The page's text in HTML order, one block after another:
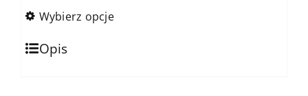
produktu
Wybierz opcje
Ten
produkt
Opis